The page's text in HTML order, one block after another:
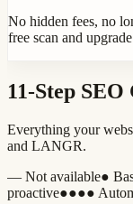
No hidden fees, no
free scan and
11-Step SEO
Everything your
and LANGR.
— Not available●
proactive●●●●